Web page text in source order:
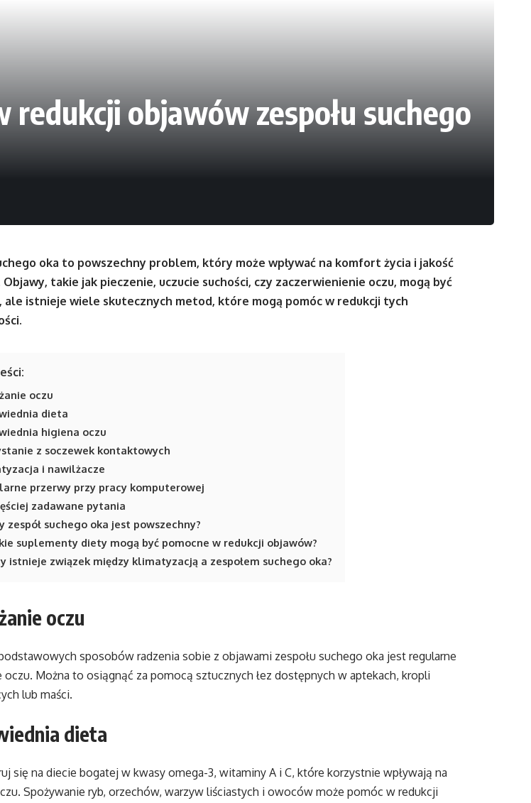
redukcji objawów zespołu suchego
oka to powszechny problem, który może wpływać na komfort życia i jakość
takie jak pieczenie, uczucie suchości, czy zaczerwienienie oczu, mogą być
ale istnieje wiele skutecznych metod, które mogą pomóc w redukcji tych
oczu
dieta
higiena oczu
z soczewek kontaktowych
i nawilżacze
przerwy przy pracy komputerowej
zadawane pytania
zespół suchego oka jest powszechny?
suplementy diety mogą być pomocne w redukcji objawów?
istnieje związek między klimatyzacją a zespołem suchego oka?
oczu
sposobów radzenia sobie z objawami zespołu suchego oka jest regularne
oczu. Można to osiągnąć za pomocą sztucznych łez dostępnych w aptekach, kropli
lub maści.
dieta
się na diecie bogatej w kwasy omega-3, witaminy A i C, które korzystnie wpływają na
Spożywanie ryb, orzechów, warzyw liściastych i owoców może pomóc w redukcji